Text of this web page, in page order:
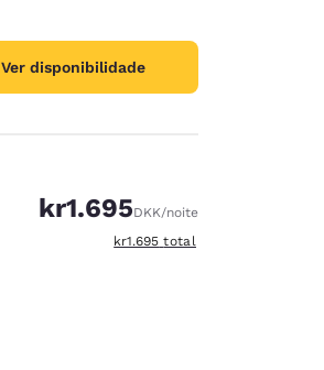
Ver disponibilidade
kr1.695DKK/noite
Exibir detalhes do total
kr1.695 total